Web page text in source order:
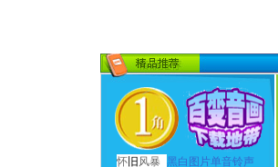
怀 旧 风暴 黑白图片单音铃声